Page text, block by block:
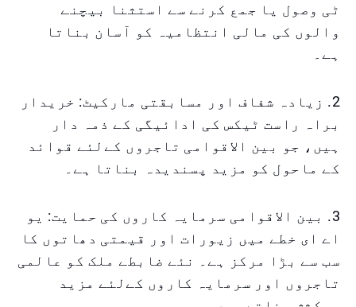
ٹی وصول یا جمع کرنے سے استثنا بیچنے
والوں کی مالی انتظامیہ کو آسان بناتا
ہے۔
2. زیادہ شفاف اور مسابقتی مارکیٹ: خریدار
براہ راست ٹیکس کی ادائیگی کے ذمہ دار
ہیں، جو بین الاقوامی تاجروں کےلئے قوائد
کے ماحول کو مزید پسندیدہ بناتا ہے۔
3. بین الاقوامی سرمایہ کاروں کی حمایت: یو
اے ای خطے میں زیورات اور قیمتی دھاتوں کا
سب سے بڑا مرکز ہے۔ نئے ضابطے ملک کو عالمی
تاجروں اور سرمایہ کاروں کےلئے مزید